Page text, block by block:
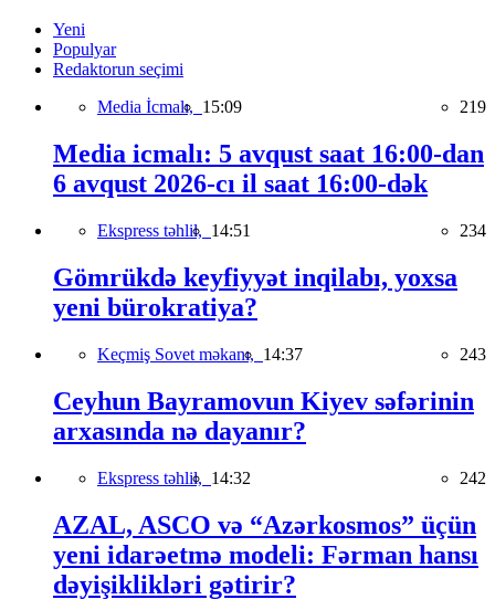
Yeni
Populyar
Redaktorun seçimi
Media İcmalı, 15:09 219
Media icmalı: 5 avqust saat 16:00-dan
6 avqust 2026-cı il saat 16:00-dək
Ekspress təhlil, 14:51 234
Gömrükdə keyfiyyət inqilabı, yoxsa
yeni bürokratiya?
Keçmiş Sovet məkanı, 14:37 243
Ceyhun Bayramovun Kiyev səfərinin
arxasında nə dayanır?
Ekspress təhlil, 14:32 242
AZAL, ASCO və “Azərkosmos” üçün
yeni idarəetmə modeli: Fərman hansı
dəyişiklikləri gətirir?